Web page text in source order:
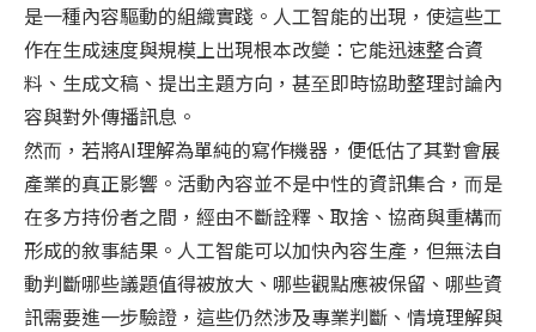
是⼀種內容驅動的組織實踐。⼈⼯智能的出現，使這些⼯
作在⽣成速度與規模上出現根本改變：它能迅速整合資
料、⽣成⽂稿、提出主題⽅向，甚⾄即時協助整理討論內
容與對外傳播訊息。
然⽽，若將AI理解為單純的寫作機器，便低估了其對會展
產業的真正影響。活動內容並不是中性的資訊集合，⽽是
在多⽅持份者之間，經由不斷詮釋、取捨、協商與重構⽽
形成的敘事結果。⼈⼯智能可以加快內容⽣產，但無法⾃
動判斷哪些議題值得被放⼤、哪些觀點應被保留、哪些資
訊需要進⼀步驗證，這些仍然涉及專業判斷、情境理解與